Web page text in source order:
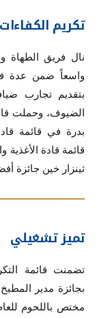
تكريم الكفاءات
نال فريق الطهاة
واسعاً ضمن عدة
بتقديم تجارب
الضيوف، وحملت
بدرة في قائمة
قائمة قادة
ثينزار خين جائزة
تميز تشغيلي
تضمنت قائمة
بجائزة مدير
مختص باللحوم